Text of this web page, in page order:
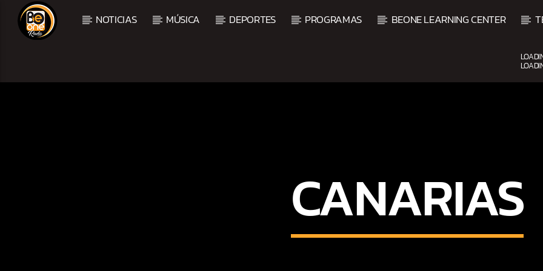
NOTICIAS MÚSICA DEPORTES PROGRAMAS BEONE LEARNING CENTER
5:00 PM 7:00 PM
CANARIAS